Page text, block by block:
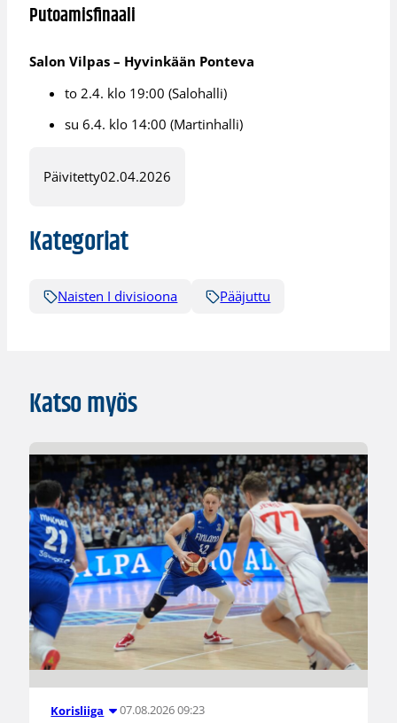
Putoamisfinaali
Salon Vilpas – Hyvinkään Ponteva
to 2.4. klo 19:00 (Salohalli)
su 6.4. klo 14:00 (Martinhalli)
Päivitetty02.04.2026
Kategoriat
Naisten I divisioona Pääjuttu
Katso myös
Korisliiga 07.08.2026 09:23